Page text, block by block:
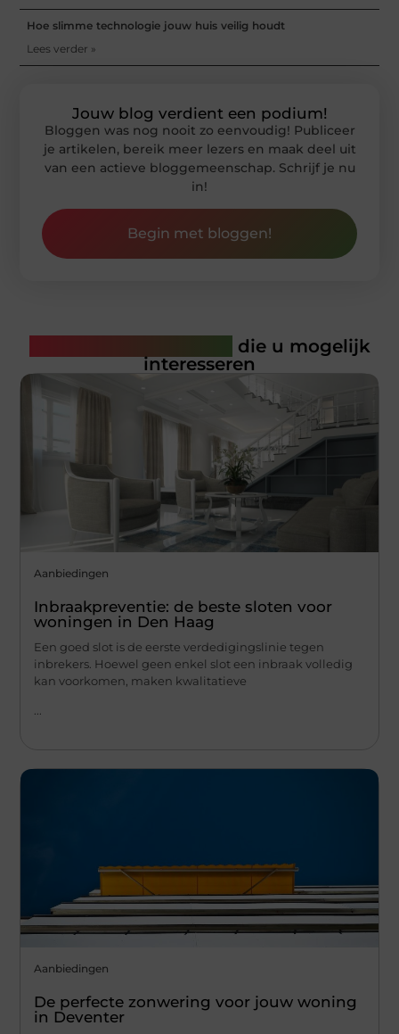
Hoe slimme technologie jouw huis veilig houdt
Lees verder »
Jouw blog verdient een podium!
Bloggen was nog nooit zo eenvoudig! Publiceer
je artikelen, bereik meer lezers en maak deel uit
van een actieve bloggemeenschap. Schrijf je nu
in!
Begin met bloggen!
die u mogelijk
interesseren
Aanbiedingen
Inbraakpreventie: de beste sloten voor
woningen in Den Haag
Een goed slot is de eerste verdedigingslinie tegen
inbrekers. Hoewel geen enkel slot een inbraak volledig
kan voorkomen, maken kwalitatieve
...
Aanbiedingen
De perfecte zonwering voor jouw woning
in Deventer